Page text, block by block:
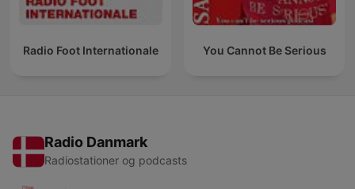
Radio Foot Internationale You Cannot Be Serious
Radio Danmark
Radiostationer og podcasts